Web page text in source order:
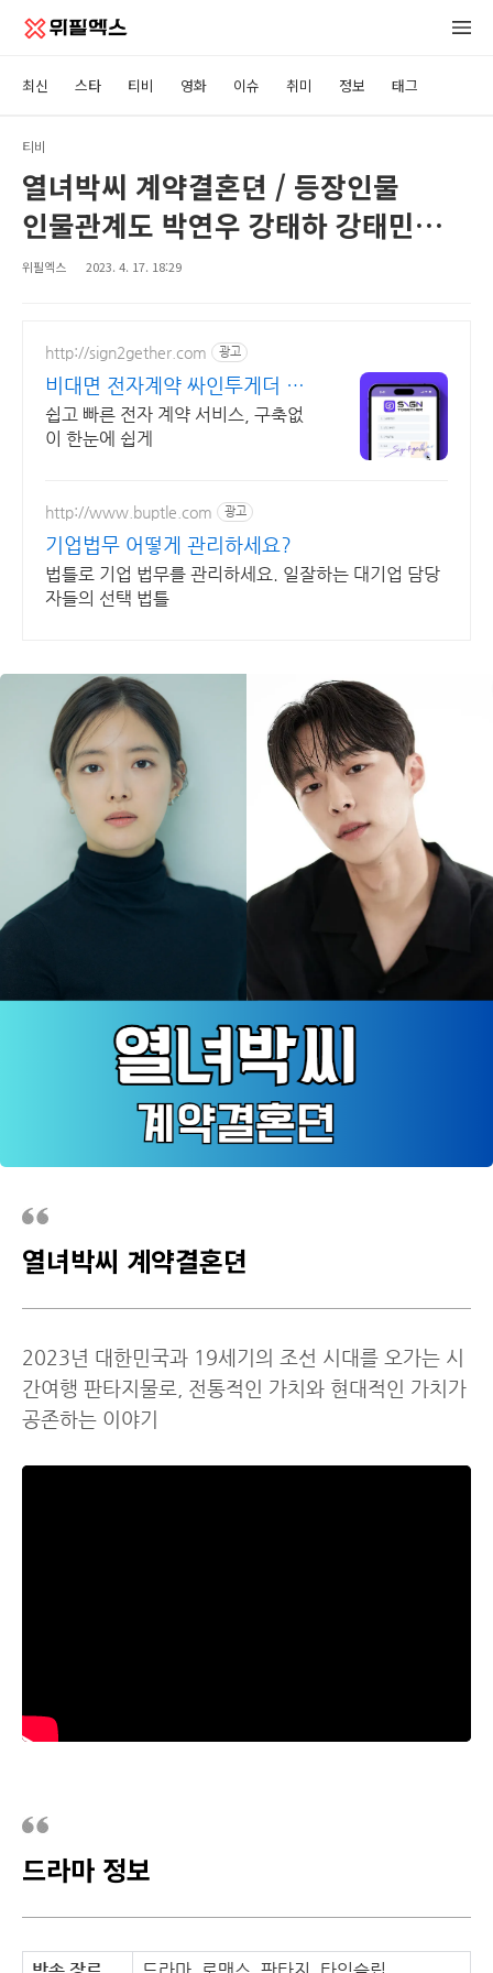
최신 스타 티비 영화 이슈 취미 정보 태그
티비
열녀박씨 계약결혼뎐 / 등장인물
인물관계도 박연우 강태하 강태민
사월 출연진 · 재방송 다시보기 ·
공식영상 보러가기
위필엑스 2023. 4. 17. 18:29
http://sign2gether.com 광고
비대면 전자계약 싸인투게더 추
가 기능 제한없이 사용가능
쉽고 빠른 전자 계약 서비스, 구축없
이 한눈에 쉽게
http://www.buptle.com 광고
기업법무 어떻게 관리하세요?
법틀로 기업 법무를 관리하세요. 일잘하는 대기업 담당
자들의 선택 법틀
열녀박씨 계약결혼뎐
2023년 대한민국과 19세기의 조선 시대를 오가는 시
간여행 판타지물로, 전통적인 가치와 현대적인 가치가
공존하는 이야기
드라마 정보